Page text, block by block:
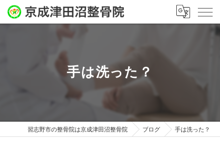
手は洗った？
習志野市の整骨院は京成津田沼整骨院 ブログ 手は洗った？